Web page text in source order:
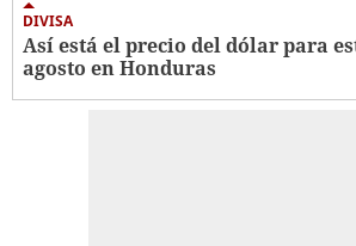
DIVISA
Así está el precio del dólar para
agosto en Honduras